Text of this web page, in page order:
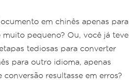
em chinês apenas para
pequeno? Ou, você já teve
tediosas para converter
para outro idioma, apenas
resultasse em erros?